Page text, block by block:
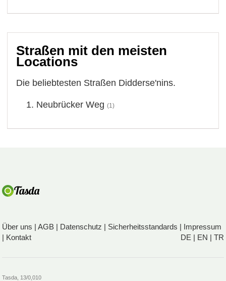
Straßen mit den meisten
Locations
Die beliebtesten Straßen Didderse'nins.
Neubrücker Weg (1)
Über uns |AGB Datenschutz Sicherheitsstandards
Impressum
Kontakt DE| EN TR
Tasda, 13/0,010